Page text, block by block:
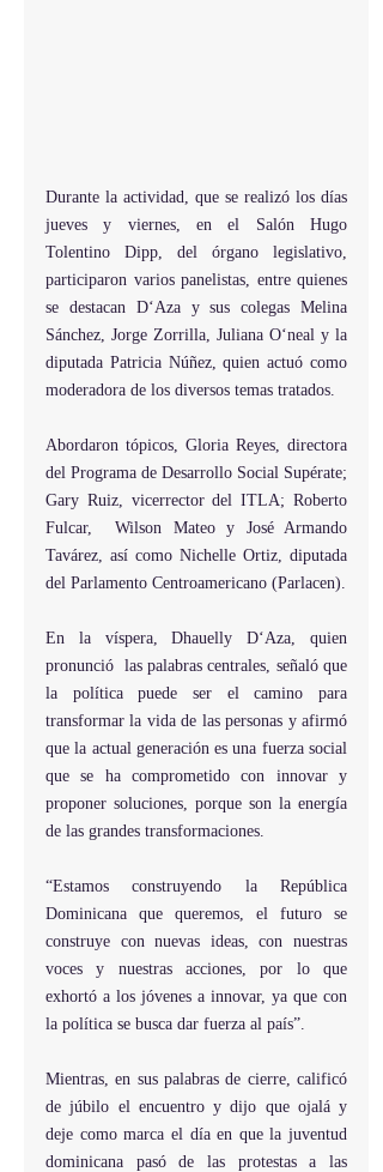
Durante la actividad, que se realizó los días
jueves y viernes, en el Salón Hugo
Tolentino Dipp, del órgano legislativo,
participaron varios panelistas, entre quienes
se destacan D‘Aza y sus colegas Melina
Sánchez, Jorge Zorrilla, Juliana O‘neal y la
diputada Patricia Núñez, quien actuó como
moderadora de los diversos temas tratados.
Abordaron tópicos, Gloria Reyes, directora
del Programa de Desarrollo Social Supérate;
Gary Ruiz, vicerrector del ITLA; Roberto
Fulcar,  Wilson Mateo y José Armando
Tavárez, así como Nichelle Ortiz, diputada
del Parlamento Centroamericano (Parlacen).
En la víspera, Dhauelly D‘Aza, quien
pronunció  las palabras centrales, señaló que
la política puede ser el camino para
transformar la vida de las personas y afirmó
que la actual generación es una fuerza social
que se ha comprometido con innovar y
proponer soluciones, porque son la energía
de las grandes transformaciones.
“Estamos construyendo la República
Dominicana que queremos, el futuro se
construye con nuevas ideas, con nuestras
voces y nuestras acciones, por lo que
exhortó a los jóvenes a innovar, ya que con
la política se busca dar fuerza al país”.
Mientras, en sus palabras de cierre, calificó
de júbilo el encuentro y dijo que ojalá y
deje como marca el día en que la juventud
dominicana pasó de las protestas a las